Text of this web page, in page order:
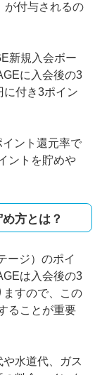
が付与されるの
新規入会ボー
に入会後の3
に付き3ポイン
ント還元率で
ントを貯めや
方とは？
ージ）のポイ
は入会後の3
ますので、この
ることが重要
水道代、ガス